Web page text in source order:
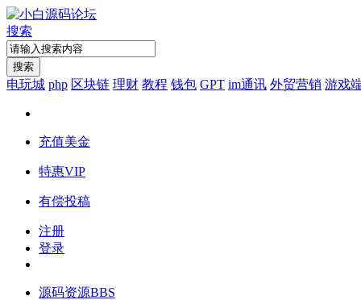
搜索
搜索
电玩城 php 区块链 理财 教程 钱包 GPT im通讯 外贸营销 游戏
充值美金
特惠VIP
有偿投稿
注册
登录
源码资源BBS